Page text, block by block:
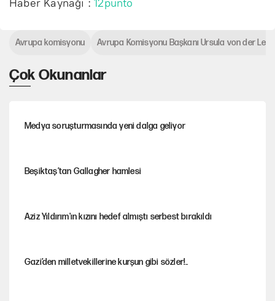
Haber Kaynağı :12punto
Çok Okunanlar
Medya soruşturmasında yeni dalga geliyor
Beşiktaş’tan Gallagher hamlesi
Aziz Yıldırım'ın kızını hedef almıştı serbest bırakıldı
Gazi’den milletvekillerine kurşun gibi sözler!..
Avrupa komisyonu Avrupa Komisyonu Başkanı Ursula von der